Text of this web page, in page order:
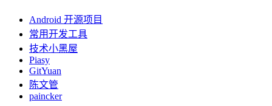
Android 开源项目
常用开发工具
技术小黑屋
Piasy
GitYuan
陈文管
paincker